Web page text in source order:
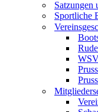
Satzungen
Sportliche